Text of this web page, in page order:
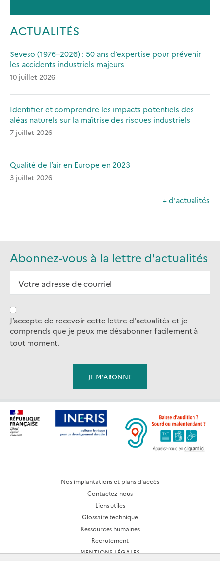
ACTUALITÉS
Seveso (1976–2026) : 50 ans d’expertise pour prévenir
les accidents industriels majeurs
10 juillet 2026
Identifier et comprendre les impacts potentiels des
aléas naturels sur la maîtrise des risques industriels
7 juillet 2026
Qualité de l’air en Europe en 2023
3 juillet 2026
+ d'actualités
Abonnez-vous à la lettre d'actualités
J’accepte de recevoir cette lettre d'actualités et je
comprends que je peux me désabonner facilement à
tout moment.
Nos implantations et plans d’accès
Contactez-nous
Liens utiles
Glossaire technique
Ressources humaines
Recrutement
MENTIONS LÉGALES